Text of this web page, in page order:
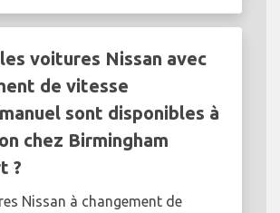
voitures Nissan avec
de vitesse
sont disponibles à
chez Birmingham
?
Nissan à changement de